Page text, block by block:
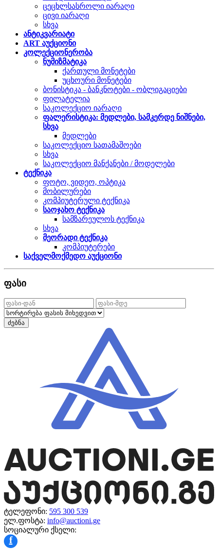
ცეცხლსასროლი იარაღი
ცივი იარაღი
სხვა
ანტიკვარიატი
ART აუქციონი
კოლექციონერობა
ნუმიზმატიკა
ქართული მონეტები
უცხოური მონეტები
ბონისტიკა - ბანკნოტები - ობლიგაციები
ფილატელია
საკოლექციო იარაღი
ფალერისტიკა: მედლები, სამკერდე ნიშნები,
სხვა
მედლები
საკოლექციო სათამაშოები
სხვა
საკოლექციო მანქანები / მოდელები
ტექნიკა
ფოტო, ვიდეო, ოპტიკა
მობილურები
კომპიუტერული ტექნიკა
საოჯახო ტექნიკა
სამზარეულოს ტექნიკა
სხვა
მეორადი ტექნიკა
კომპიუტერები
საქველმოქმედო აუქციონი
ფასი
ძებნა
ტელეფონი: 595 300 539
ელ.ფოსტა: info@auctioni.ge
სოციალური ქსელი:
f